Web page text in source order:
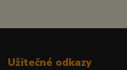
Užitečné odkazy